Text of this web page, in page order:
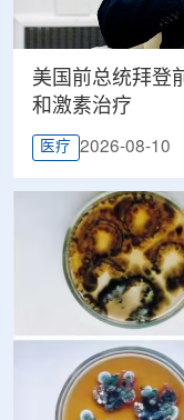
美国前总统拜登
和激素治疗
医疗 2026-08-10